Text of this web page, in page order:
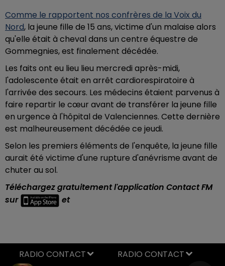
Comme le rapportent nos confrères de la Voix du
Nord, la jeune fille de 15 ans, victime d'un malaise alors
qu'elle était à cheval dans un centre équestre de
Gommegnies, est finalement décédée.
Les faits ont eu lieu lieu mercredi après-midi,
l'adolescente était en arrêt cardiorespiratoire à
l'arrivée des secours. Les médecins étaient parvenus à
faire repartir le cœur avant de transférer la jeune fille
en urgence à l'hôpital de Valenciennes. Cette dernière
est malheureusement décédée ce jeudi.
Selon les premiers éléments de l'enquête, la jeune fille
aurait été victime d'une rupture d'anévrisme avant de
chuter au sol.
Téléchargez gratuitement l'application Contact FM
sur
et
RADIO CONTACT